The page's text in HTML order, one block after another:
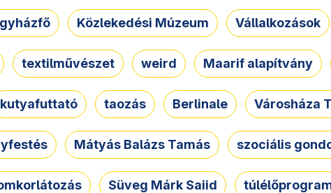
Közlekedési Múzeum Vállalkozások
textilművészet weird Maarif alapítvány
kutyafuttató taozás Berlinale Városháza
Mátyás Balázs Tamás szociális
Süveg Márk Saiid